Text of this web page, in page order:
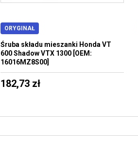
ORYGINAŁ
Śruba składu mieszanki Honda VT
600 Shadow VTX 1300 [OEM:
16016MZ8S00]
182,73 zł